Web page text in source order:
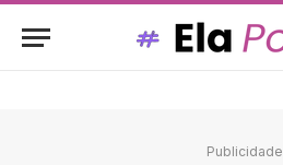
Publicidade